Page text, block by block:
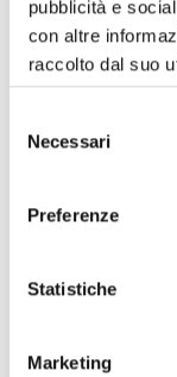
pubblicità e
con altre
raccolto dal suo
delNecessari
Preferenze
Statistiche
Marketing
SVILUPPO